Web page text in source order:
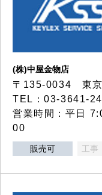
(株)中屋金物店
〒135-0034 東京
TEL：03-3641-
営業時間：平日
00
販売可 工事